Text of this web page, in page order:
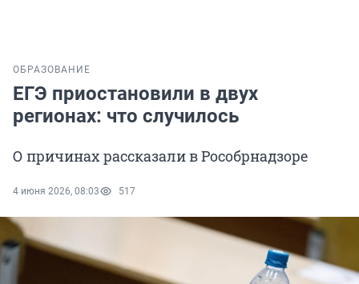
ОБРАЗОВАНИЕ
ЕГЭ приостановили в двух
регионах: что случилось
О причинах рассказали в Рособрнадзоре
4 июня 2026, 08:03 517